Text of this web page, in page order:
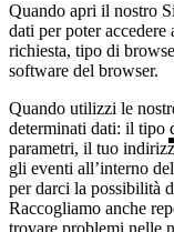
Quando apri il nostro
dati per poter
richiesta, tipo di
software del browser.
Quando utilizzi le
determinati dati: il tipo
parametri, il tuo
gli eventi all’interno
per darci la possibilità
Raccogliamo anche